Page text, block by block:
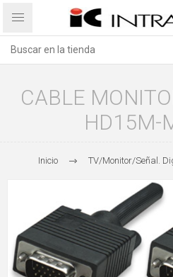
CABLE
HD15M-
Inicio TV/Monitor/Señal.